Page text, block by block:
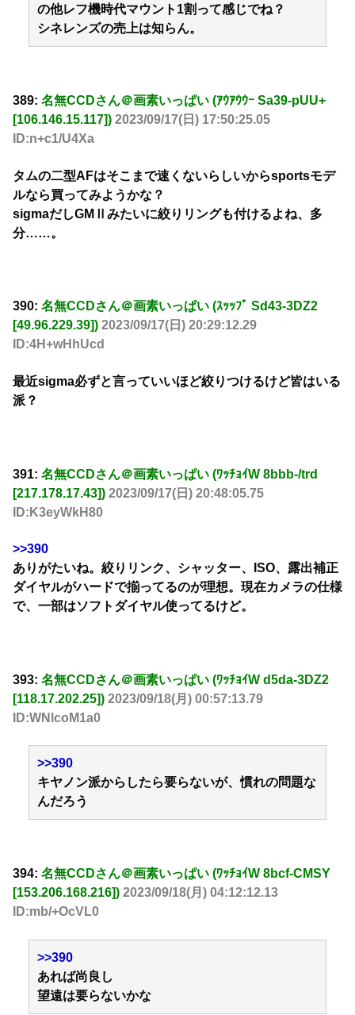
の他レフ機時代マウント1割って感じでね？
シネレンズの売上は知らん。
389: 名無CCDさん＠画素いっぱい (ｱｳｱｳｳｰ Sa39-pUU+
[106.146.15.117]) 2023/09/17(日) 17:50:25.05
ID:n+c1/U4Xa
タムの二型AFはそこまで速くないらしいからsportsモデ
ルなら買ってみようかな？
sigmaだしGMⅡみたいに絞りリングも付けるよね、多
分……。
390: 名無CCDさん＠画素いっぱい (ｽｯｯﾌﾟ Sd43-3DZ2
[49.96.229.39]) 2023/09/17(日) 20:29:12.29
ID:4H+wHhUcd
最近sigma必ずと言っていいほど絞りつけるけど皆はいる
派？
391: 名無CCDさん＠画素いっぱい (ﾜｯﾁｮｲW 8bbb-/trd
[217.178.17.43]) 2023/09/17(日) 20:48:05.75
ID:K3eyWkH80
>>390
ありがたいね。絞りリンク、シャッター、ISO、露出補正
ダイヤルがハードで揃ってるのが理想。現在カメラの仕様
で、一部はソフトダイヤル使ってるけど。
393: 名無CCDさん＠画素いっぱい (ﾜｯﾁｮｲW d5da-3DZ2
[118.17.202.25]) 2023/09/18(月) 00:57:13.79
ID:WNlcoM1a0
>>390
キヤノン派からしたら要らないが、慣れの問題な
んだろう
394: 名無CCDさん＠画素いっぱい (ﾜｯﾁｮｲW 8bcf-CMSY
[153.206.168.216]) 2023/09/18(月) 04:12:12.13
ID:mb/+OcVL0
>>390
あれば尚良し
望遠は要らないかな